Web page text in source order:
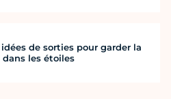
idées de sorties pour garder la
les étoiles